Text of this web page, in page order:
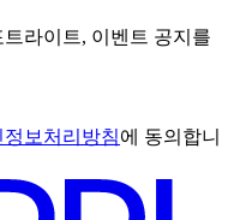
라이트, 이벤트 공지를
정보처리방침에 동의합니